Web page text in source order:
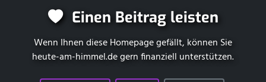
Einen Beitrag leisten
Wenn Ihnen diese Homepage gefällt, können Sie
heute-am-himmel.degern finanziell unterstützen.